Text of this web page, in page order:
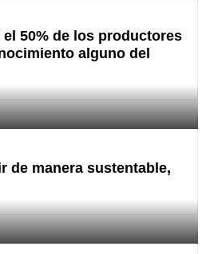
50% de los productores
alguno del
de manera sustentable,